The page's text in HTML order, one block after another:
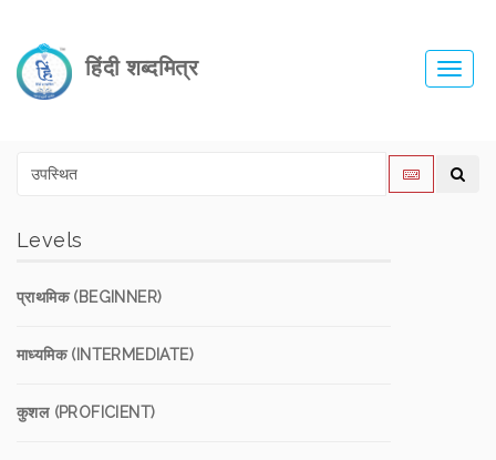
हिंदी शब्दमित्र
Levels
प्राथमिक (BEGINNER)
माध्यमिक (INTERMEDIATE)
कुशल (PROFICIENT)